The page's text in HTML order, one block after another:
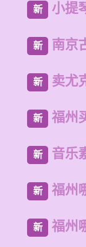
新 小提
新 南京
新 卖尤
新 福州
新 音乐
新 福州
新 福州